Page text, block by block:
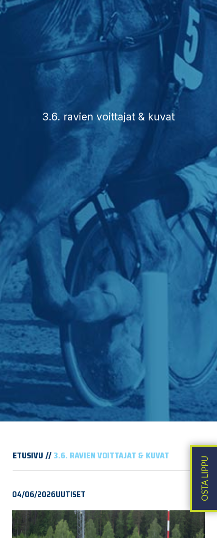
3.6. ravien voittajat & kuvat
ETUSIVU 3.6. RAVIEN VOITTAJAT & KUVAT
04/06/2026UUTISET